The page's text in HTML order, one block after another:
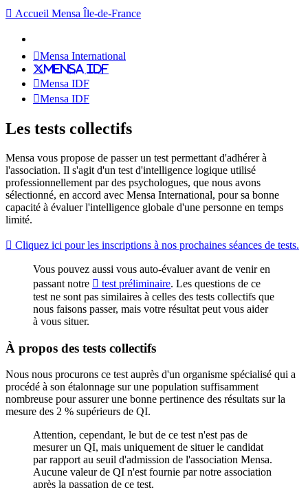
Accueil Mensa Île-de-France
Mensa International
Mensa IDF
Mensa IDF
Mensa IDF
Les tests collectifs
Mensa vous propose de passer un test permettant d'adhérer à
l'association. Il s'agit d'un test d'intelligence logique utilisé
professionnellement par des psychologues, que nous avons
sélectionné, en accord avec Mensa International, pour sa bonne
capacité à évaluer l'intelligence globale d'une personne en temps
limité.
Cliquez ici pour les inscriptions à nos prochaines séances de tests.
Vous pouvez aussi vous auto-évaluer avant de venir en
passant notre
test préliminaire. Les questions de ce
test ne sont pas similaires à celles des tests collectifs que
nous faisons passer, mais votre résultat peut vous aider
à vous situer.
À propos des tests collectifs
Nous nous procurons ce test auprès d'un organisme spécialisé qui a
procédé à son étalonnage sur une population suffisamment
nombreuse pour assurer une bonne pertinence des résultats sur la
mesure des 2 % supérieurs de QI.
Attention, cependant, le but de ce test n'est pas de
mesurer un QI, mais uniquement de situer le candidat
par rapport au seuil d'admission de l'association Mensa.
Aucune valeur de QI n'est fournie par notre association
après la passation de ce test.